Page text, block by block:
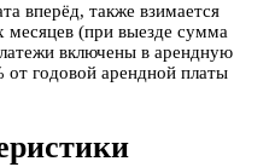
вперёд, также взимается
месяцев (при выезде сумма
включены в арендную
от годовой арендной платы